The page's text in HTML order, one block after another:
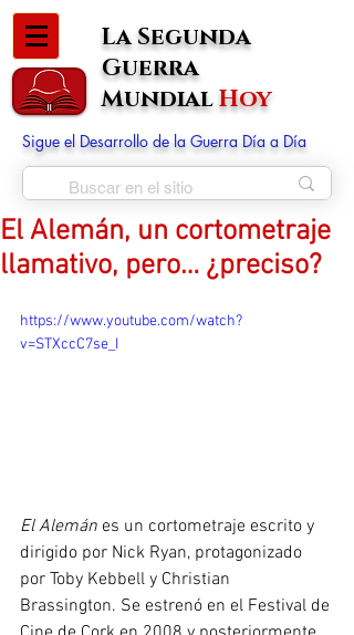
La Segunda
Guerra
MundialHoy
Sigue el Desarrollo de la Guerra Día a Día
El Alemán, un cortometraje
llamativo, pero… ¿preciso?
https://www.youtube.com/watch?
v=STXccC7se_I
El Alemán es un cortometraje escrito y
dirigido por Nick Ryan, protagonizado
por Toby Kebbell y Christian
Brassington. Se estrenó en el Festival de